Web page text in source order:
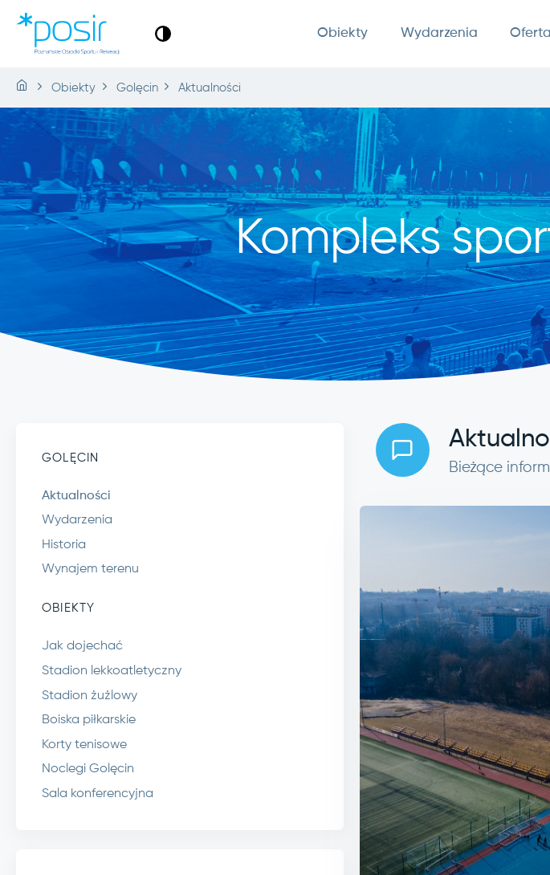
Obiekty Wydarzenia Oferta
Obiekty Golęcin Aktualności
Kompleks
GOLĘCIN
Aktualności
Wydarzenia
Historia
Wynajem terenu
OBIEKTY
Jak dojechać
Stadion lekkoatletyczny
Stadion żużlowy
Boiska piłkarskie
Korty tenisowe
Noclegi Golęcin
Sala konferencyjna
Bieżące